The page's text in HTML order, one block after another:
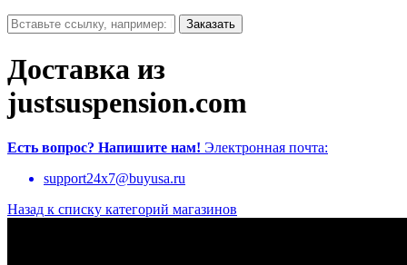
Доставка из
justsuspension.com
Есть вопрос? Напишите нам! Электронная почта:
support24x7@buyusa.ru
Назад к списку категорий магазинов